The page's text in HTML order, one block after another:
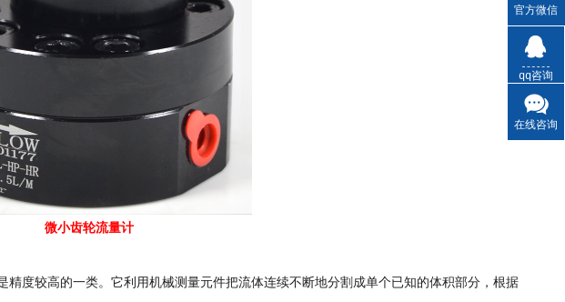
微小齿轮流量计
度较高的一类。它利用机械测量元件把流体连续不断地分割成单个已知的体积部分，根据
官方微信
qq咨询
在线咨询